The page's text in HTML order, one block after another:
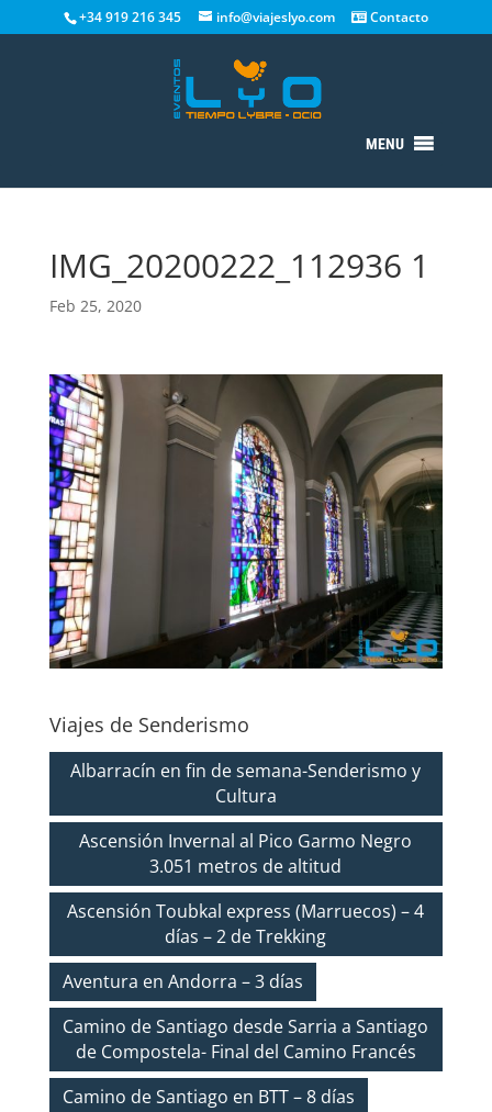
+34 919 216 345 info@viajeslyo.com Contacto
MENU
IMG_20200222_112936 1
Feb 25, 2020
Viajes de Senderismo
Albarracín en fin de semana-Senderismo y
Cultura
Ascensión Invernal al Pico Garmo Negro
3.051 metros de altitud
Ascensión Toubkal express (Marruecos) – 4
días – 2 de Trekking
Aventura en Andorra – 3 días
Camino de Santiago desde Sarria a Santiago
de Compostela- Final del Camino Francés
Camino de Santiago en BTT – 8 días